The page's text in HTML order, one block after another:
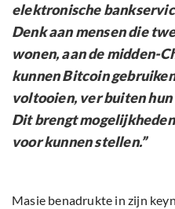
elektronische
Denk aan mensen die
wonen, aan de midden-
kunnen Bitcoin
voltooien, ver buiten
Dit brengt
voor kunnen stellen.”
Masie benadrukte in zijn